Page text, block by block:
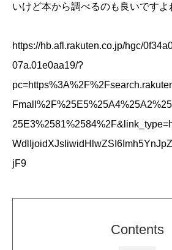
いけど本から調べるのも良いですよ
https://hb.afl.rakuten.co.jp/hgc/
07a.01e0aa19/?
jF9
Contents